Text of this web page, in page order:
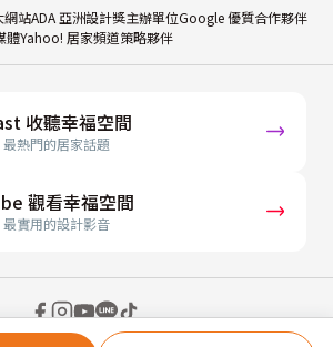
網站ADA 亞洲設計獎主辦單位Google 優質合作夥伴
體Yahoo! 居家頻道策略夥伴
收聽幸福空間
熱門的居家話題
觀看幸福空間
實用的設計影音
福空間 Gorgeous Space Co., Ltd.